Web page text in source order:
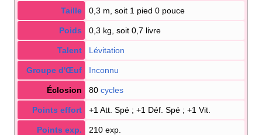
Taille 0,3 m, soit 1 pied 0 pouce
Poids 0,3 kg, soit 0,7 livre
Talent Lévitation
Groupe d'Œuf Inconnu
Éclosion 80 cycles
Points effort +1 Att. Spé ; +1 Déf. Spé ; +1 Vit.
Points exp. 210 exp.